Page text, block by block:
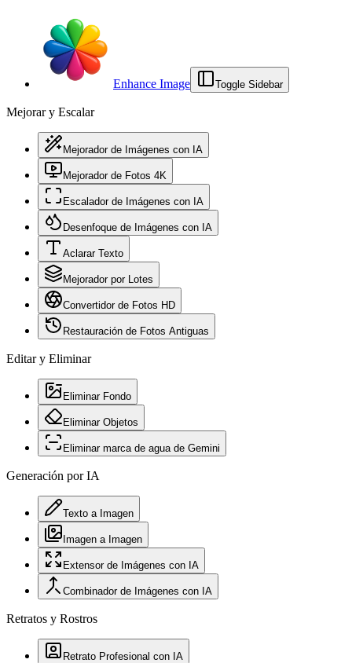
Enhance Image Toggle Sidebar
Mejorar y Escalar
Mejorador de Imágenes con IA
Mejorador de Fotos 4K
Escalador de Imágenes con IA
Desenfoque de Imágenes con IA
Aclarar Texto
Mejorador por Lotes
Convertidor de Fotos HD
Restauración de Fotos Antiguas
Editar y Eliminar
Eliminar Fondo
Eliminar Objetos
Eliminar marca de agua de Gemini
Generación por IA
Texto a Imagen
Imagen a Imagen
Extensor de Imágenes con IA
Combinador de Imágenes con IA
Retratos y Rostros
Retrato Profesional con IA